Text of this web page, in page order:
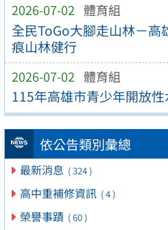
2026-07-02 體育組
全民ToGo大腳走山林－高
痕山林健行
2026-07-02 體育組
115年高雄市青少年開放
依公告類別彙總
最新消息 ( 324 )
高中重補修資訊 ( 4 )
榮譽事蹟 ( 60 )